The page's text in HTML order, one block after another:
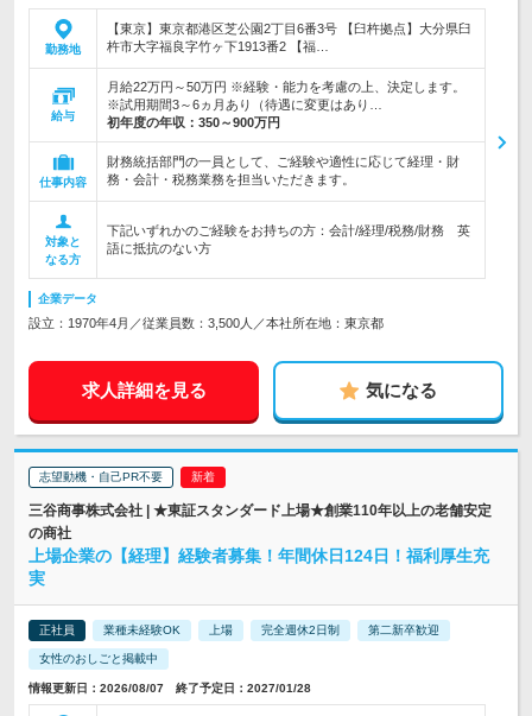
勤務地
【東京】東京都港区芝公園2丁目6番3号 【臼杵拠点】大分県臼
杵市大字福良字竹ヶ下1913番2 【福…
給与
月給22万円～50万円 ※経験・能力を考慮の上、決定します。
※試用期間3～6ヵ月あり（待遇に変更はあり…
初年度の年収： 350～900万円
仕事内容
財務統括部門の一員として、ご経験や適性に応じて経理・財
務・会計・税務業務を担当いただきます。
対象と
なる方
下記いずれかのご経験をお持ちの方：会計/経理/税務/財務 英
語に抵抗のない方
企業データ
設立：1970年4月／従業員数：3,500人／本社所在地：東京都
求人詳細を見る 気になる
志望動機・自己PR不要
三谷商事株式会社 | ★東証スタンダード上場★創業110年以上の老舗安定
の商社
上場企業の【経理】経験者募集！年間休日124日！福利厚生充
実
正社員 業種未経験OK 上場 完全週休2日制 第二新卒歓迎
女性のおしごと掲載中
情報更新日：2026/08/07 終了予定日：2027/01/28